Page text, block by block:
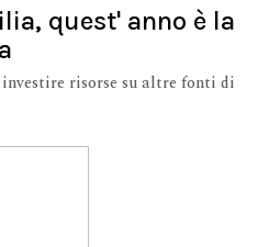
quest' anno è la
risorse su altre fonti di